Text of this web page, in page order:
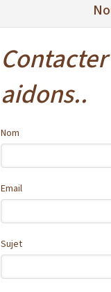
aidons..
Nom
Email
Sujet